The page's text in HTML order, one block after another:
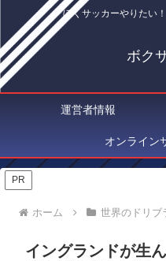
「ぼくサッカーやりたい
ボク
運営者情報
オンライン
PR
ホーム 世界のドリブ
イングランドが生